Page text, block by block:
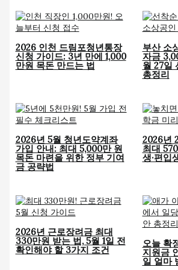
2026 인천 드림포청년통장
신청 가이드: 3년 만에 1,000
만원 목돈 만드는 법
부산 소
자금
월 27일
총정리
2026년 5월 청년도약계좌
가입 안내: 최대 5,000만 원
목돈 마련을 위한 정부 기여
금 공략법
2026년
최대
생·편입
2026년 근로장려금 최대
330만원 받는 법, 5월 1일 전
확인해야 할 3가지 조건
오늘 확
지원금
일 얼마